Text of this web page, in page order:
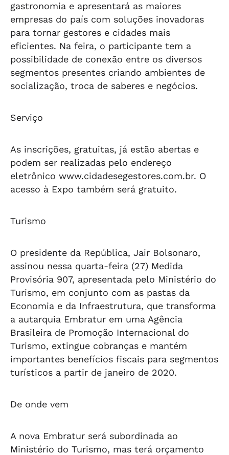
gastronomia e apresentará as maiores
empresas do país com soluções inovadoras
para tornar gestores e cidades mais
eficientes. Na feira, o participante tem a
possibilidade de conexão entre os diversos
segmentos presentes criando ambientes de
socialização, troca de saberes e negócios.
Serviço
As inscrições, gratuitas, já estão abertas e
podem ser realizadas pelo endereço
eletrônico www.cidadesegestores.com.br. O
acesso à Expo também será gratuito.
Turismo
O presidente da República, Jair Bolsonaro,
assinou nessa quarta-feira (27) Medida
Provisória 907, apresentada pelo Ministério do
Turismo, em conjunto com as pastas da
Economia e da Infraestrutura, que transforma
a autarquia Embratur em uma Agência
Brasileira de Promoção Internacional do
Turismo, extingue cobranças e mantém
importantes benefícios fiscais para segmentos
turísticos a partir de janeiro de 2020.
De onde vem
A nova Embratur será subordinada ao
Ministério do Turismo, mas terá orçamento